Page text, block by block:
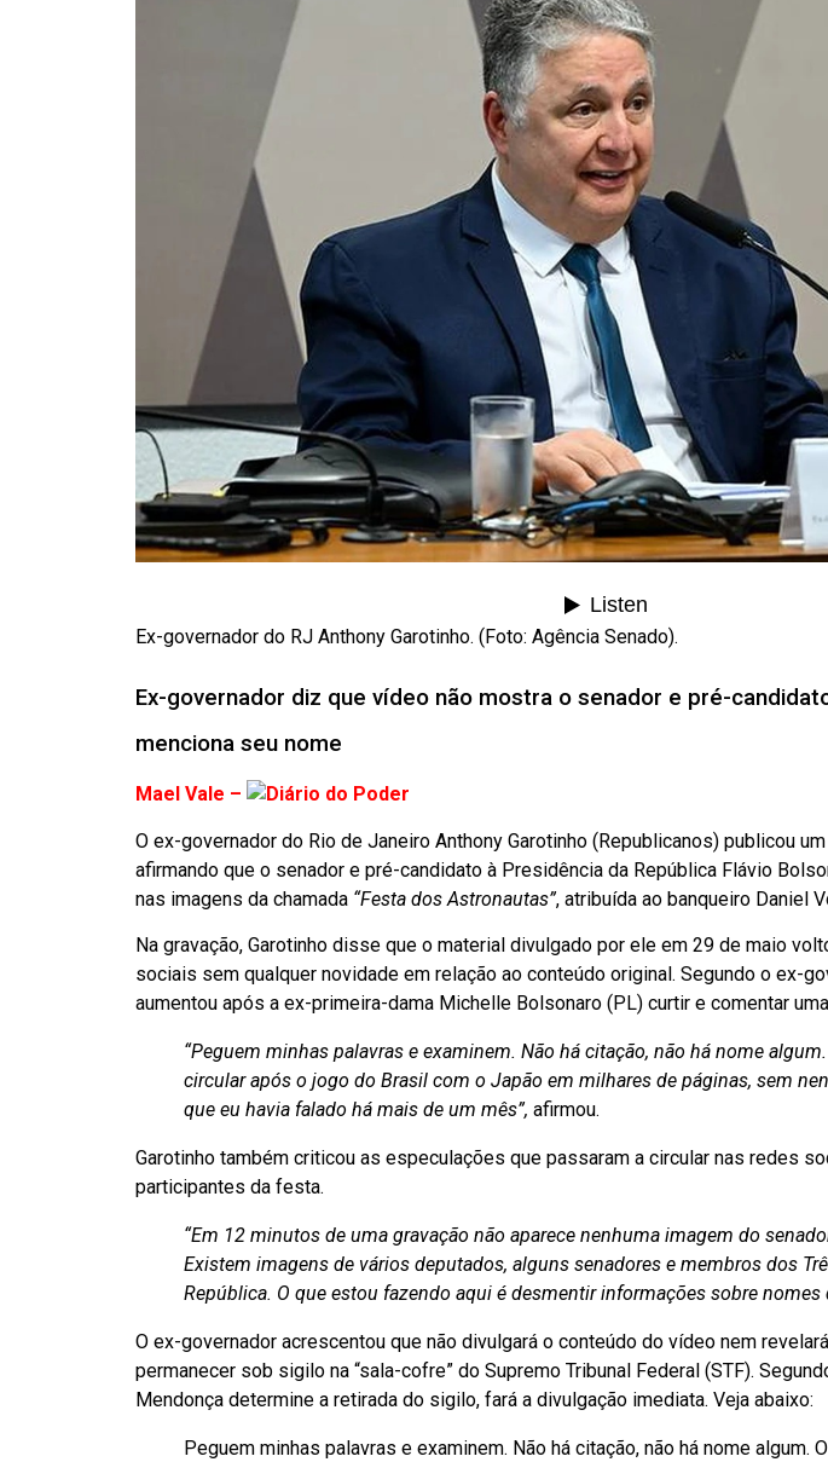
Ex-governador do RJ Anthony Garotinho. (Foto: Agência Senado).
Ex-governador diz que vídeo não mostra o senador e pré-
menciona seu nome
Mael Vale –
O ex-governador do Rio de Janeiro Anthony Garotinho (Republicanos) publicou
afirmando que o senador e pré-candidato à Presidência da República Flávio
nas imagens da chamada “Festa dos Astronautas”, atribuída ao banqueiro Daniel
Na gravação, Garotinho disse que o material divulgado por ele em 29 de maio
sociais sem qualquer novidade em relação ao conteúdo original. Segundo o ex-
aumentou após a ex-primeira-dama Michelle Bolsonaro (PL) curtir e comentar
“Peguem minhas palavras e examinem. Não há citação, não há nome
circular após o jogo do Brasil com o Japão em milhares de páginas, sem
que eu havia falado há mais de um mês”, afirmou.
Garotinho também criticou as especulações que passaram a circular nas redes
participantes da festa.
“Em 12 minutos de uma gravação não aparece nenhuma imagem do
Existem imagens de vários deputados, alguns senadores e membros dos
República. O que estou fazendo aqui é desmentir informações sobre nomes
O ex-governador acrescentou que não divulgará o conteúdo do vídeo nem
permanecer sob sigilo na “sala-cofre” do Supremo Tribunal Federal (STF).
Mendonça determine a retirada do sigilo, fará a divulgação imediata. Veja abaixo:
Peguem minhas palavras e examinem. Não há citação, não há nome algum.